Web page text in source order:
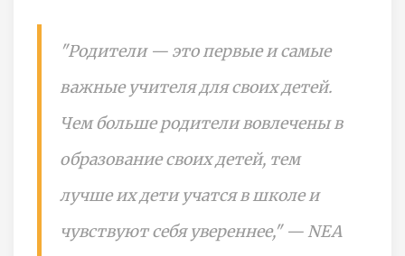
"Родители — это первые и самые
важные учителя для своих детей.
Чем больше родители вовлечены в
образование своих детей, тем
лучше их дети учатся в школе и
чувствуют себя увереннее," — NEA